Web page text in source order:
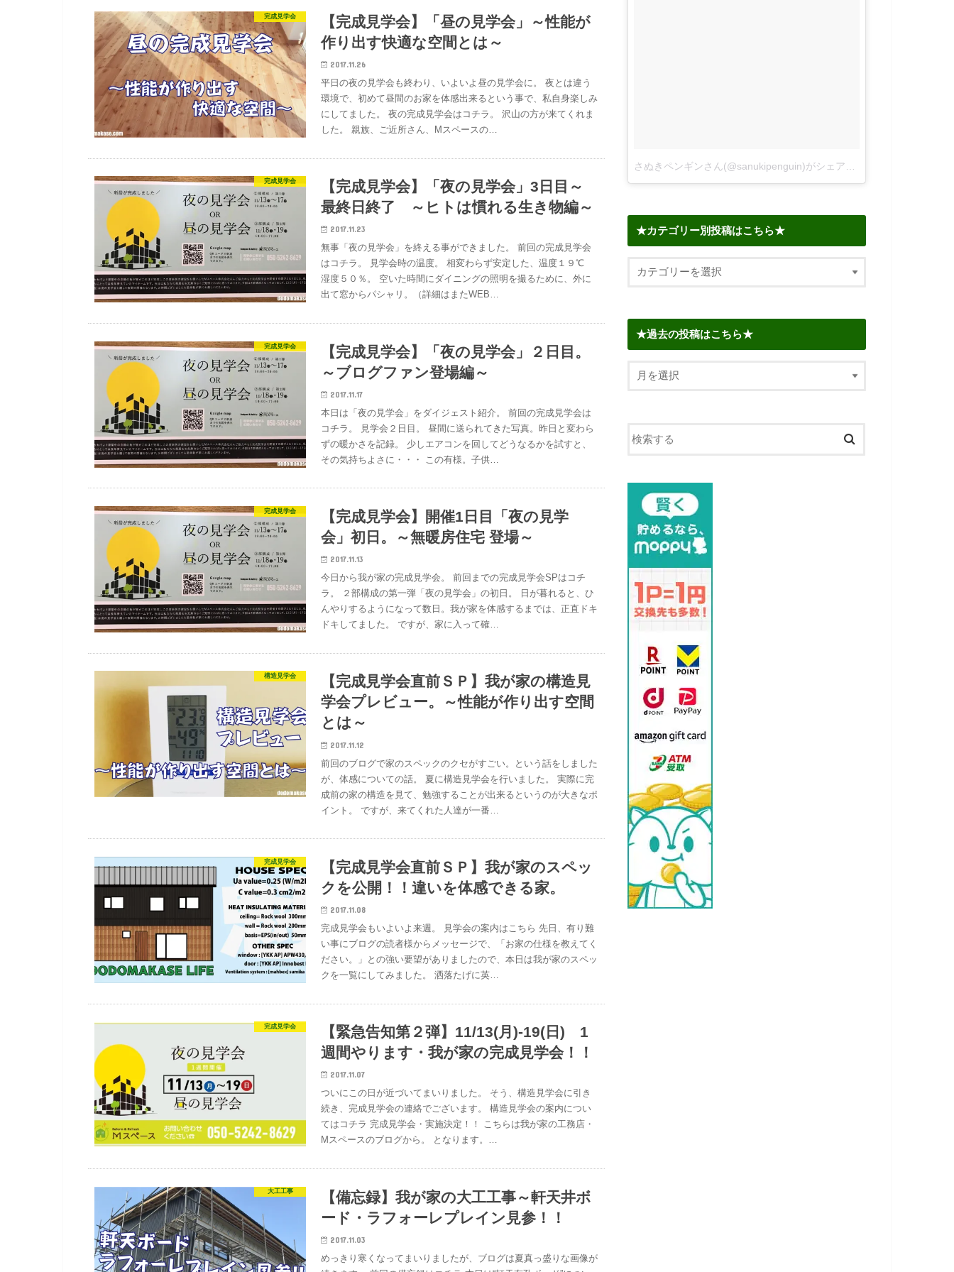
完成見学会
【完成見学会】「昼の見学会」～性能が
作り出す快適な空間とは～
2017.11.26
平日の夜の見学会も終わり、いよいよ昼の見学会に。 夜とは違う
環境で、初めて昼間のお家を体感出来るという事で、私自身楽しみ
にしてました。 夜の完成見学会はコチラ。 沢山の方が来てくれま
した。 親族、ご近所さん、Mスペースの…
完成見学会
【完成見学会】「夜の見学会」3日目～
最終日終了 ～ヒトは慣れる生き物編～
2017.11.23
無事「夜の見学会」を終える事ができました。 前回の完成見学会
はコチラ。 見学会時の温度。 相変わらず安定した、温度１９℃
湿度５０％。 空いた時間にダイニングの照明を撮るために、外に
出て窓からパシャリ。（詳細はまたWEB…
完成見学会
【完成見学会】「夜の見学会」２日目。
～ブログファン登場編～
2017.11.17
本日は「夜の見学会」をダイジェスト紹介。 前回の完成見学会は
コチラ。 見学会２日目。 昼間に送られてきた写真。昨日と変わら
ずの暖かさを記録。 少しエアコンを回してどうなるかを試すと、
その気持ちよさに・・・ この有様。子供…
完成見学会
【完成見学会】開催1日目「夜の見学
会」初日。～無暖房住宅 登場～
2017.11.13
今日から我が家の完成見学会。 前回までの完成見学会SPはコチ
ラ。 ２部構成の第一弾「夜の見学会」の初日。 日が暮れると、ひ
んやりするようになって数日。我が家を体感するまでは、正直ドキ
ドキしてました。 ですが、家に入って確…
構造見学会
【完成見学会直前ＳＰ】我が家の構造見
学会プレビュー。～性能が作り出す空間
とは～
2017.11.12
前回のブログで家のスペックのクセがすごい。という話をしました
が、体感についての話。 夏に構造見学会を行いました。 実際に完
成前の家の構造を見て、勉強することが出来るというのが大きなポ
イント。 ですが、来てくれた人達が一番…
完成見学会
【完成見学会直前ＳＰ】我が家のスペッ
クを公開！！違いを体感できる家。
2017.11.08
完成見学会もいよいよ来週。 見学会の案内はこちら 先日、有り難
い事にブログの読者様からメッセージで、「お家の仕様を教えてく
ださい。」との強い要望がありましたので、本日は我が家のスペッ
クを一覧にしてみました。 洒落たげに英…
完成見学会
【緊急告知第２弾】11/13(月)-19(日) 1
週間やります・我が家の完成見学会！！
2017.11.07
ついにこの日が近づいてまいりました。 そう、構造見学会に引き
続き、完成見学会の連絡でございます。 構造見学会の案内につい
てはコチラ 完成見学会・実施決定！！ こちらは我が家の工務店・
Mスペースのブログから。 となります。…
大工工事
【備忘録】我が家の大工工事～軒天井ボ
ード・ラフォーレプレイン見参！！
2017.11.03
めっきり寒くなってまいりましたが、ブログは夏真っ盛りな画像が
★カテゴリー別投稿はこちら★
★過去の投稿はこちら★